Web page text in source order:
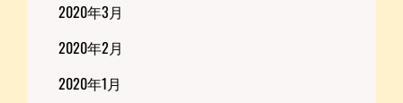
2020年3月
2020年2月
2020年1月